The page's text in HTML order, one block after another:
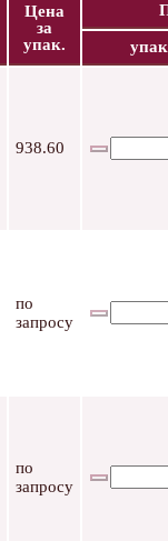
Цена
за
упак.
938.60
по
запросу
по
запросу